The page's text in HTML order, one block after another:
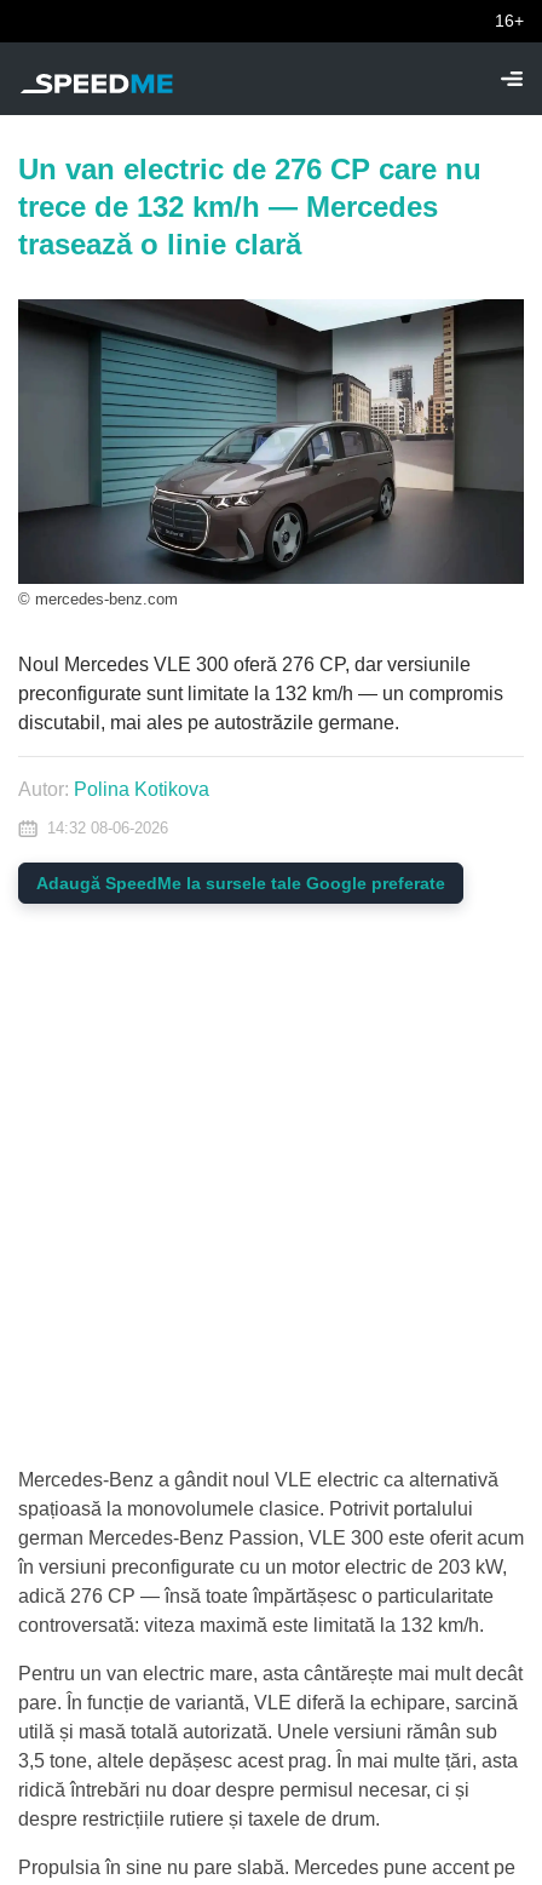
16+
Un van electric de 276 CP care nu
trece de 132 km/h — Mercedes
trasează o linie clară
© mercedes-benz.com
Noul Mercedes VLE 300 oferă 276 CP, dar versiunile
preconfigurate sunt limitate la 132 km/h — un compromis
discutabil, mai ales pe autostrăzile germane.
Autor: Polina Kotikova
14:32 08-06-2026
Adaugă SpeedMe la sursele tale Google preferate
Mercedes-Benz a gândit noul VLE electric ca alternativă
spațioasă la monovolumele clasice. Potrivit portalului
german Mercedes-Benz Passion, VLE 300 este oferit acum
în versiuni preconfigurate cu un motor electric de 203 kW,
adică 276 CP — însă toate împărtășesc o particularitate
controversată: viteza maximă este limitată la 132 km/h.
Pentru un van electric mare, asta cântărește mai mult decât
pare. În funcție de variantă, VLE diferă la echipare, sarcină
utilă și masă totală autorizată. Unele versiuni rămân sub
3,5 tone, altele depășesc acest prag. În mai multe țări, asta
ridică întrebări nu doar despre permisul necesar, ci și
despre restricțiile rutiere și taxele de drum.
Propulsia în sine nu pare slabă. Mercedes pune accent pe